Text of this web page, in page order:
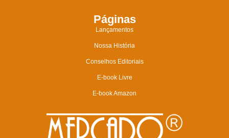
Páginas
Lançamentos
Nossa História
Conselhos Editoriais
E-book Livre
E-book Amazon